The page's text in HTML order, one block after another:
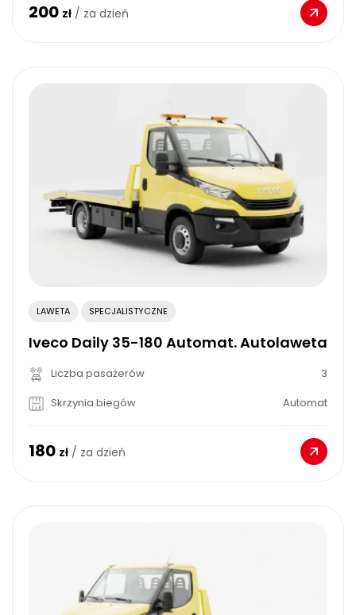
200 zł / za dzień
LAWETA SPECJALISTYCZNE
Iveco Daily 35-180 Automat. Autolaweta
Liczba pasażerów
3
Skrzynia biegów
Automat
180 zł / za dzień